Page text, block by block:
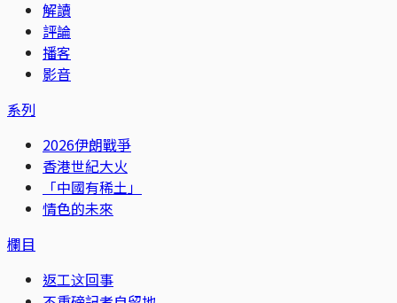
解讀
評論
播客
影音
系列
2026伊朗戰爭
香港世紀大火
「中國有稀土」
情色的未來
欄目
返工这回事